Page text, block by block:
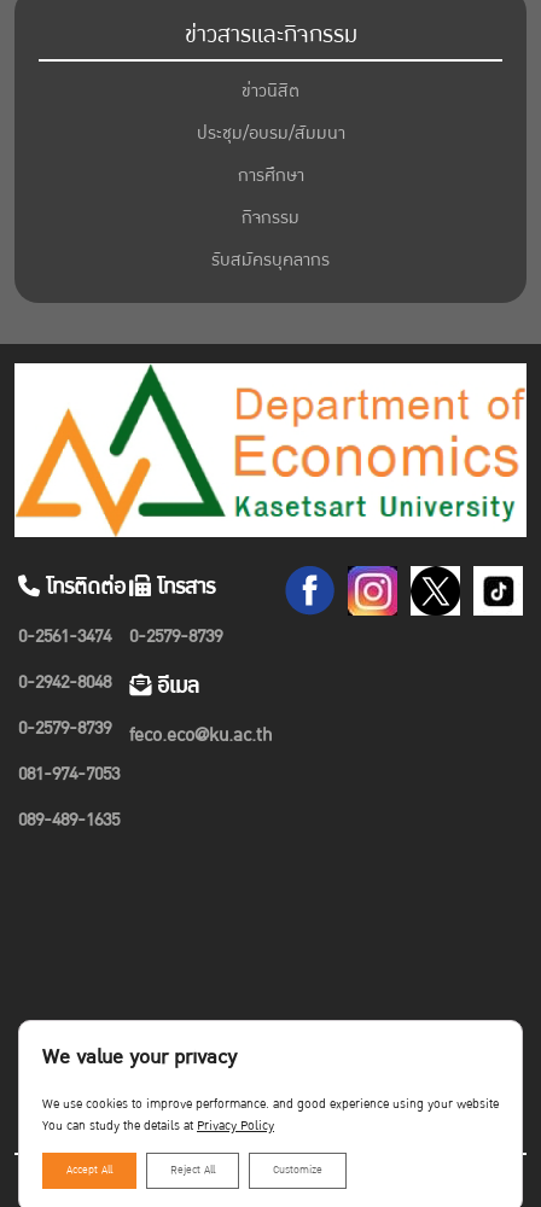
ข่าวสารและกิจกรรม
ข่าวนิสิต
ประชุม/อบรม/สัมมนา
การศึกษา
กิจกรรม
รับสมัครบุคลากร
โทรติดต่อ
0-2561-3474
0-2942-8048
0-2579-8739
081-974-7053
089-489-1635
โทรสาร
0-2579-8739
อีเมล
feco.eco@ku.ac.th
Copyright©Faculty of Economics KU
We value your privacy
We use cookies to improve performance. and good experience using your website
You can study the details atPrivacy Policy
Accept All Reject All Customize